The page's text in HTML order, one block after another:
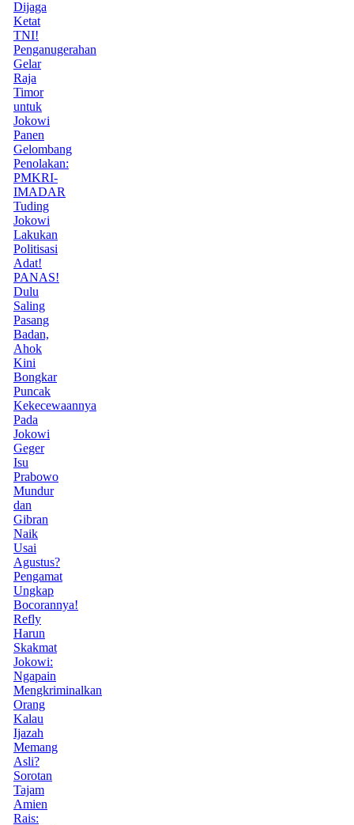
Dijaga
Ketat
TNI!
Penganugerahan
Gelar
Raja
Timor
untuk
Jokowi
Panen
Gelombang
Penolakan:
PMKRI-
IMADAR
Tuding
Jokowi
Lakukan
Politisasi
Adat!
PANAS!
Dulu
Saling
Pasang
Badan,
Ahok
Kini
Bongkar
Puncak
Kekecewaannya
Pada
Jokowi
Geger
Isu
Prabowo
Mundur
dan
Gibran
Naik
Usai
Agustus?
Pengamat
Ungkap
Bocorannya!
Refly
Harun
Skakmat
Jokowi:
Ngapain
Mengkriminalkan
Orang
Kalau
Ijazah
Memang
Asli?
Sorotan
Tajam
Amien
Rais: